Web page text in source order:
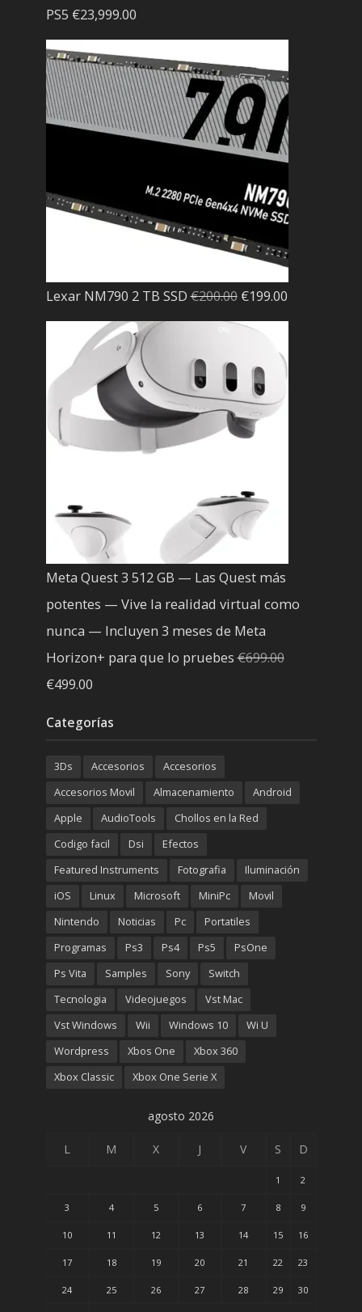
PS5 €23,999.00
Lexar NM790 2 TB SSD€200.00 El
precio
original
era:
€200.00.
€199.00El
precio
es:
Meta Quest 3 512 GB — Las Quest más
potentes — Vive la realidad virtual como
nunca — Incluyen 3 meses de Meta
Horizon+ para que lo pruebes€699.00
El
original
era:
€699.00.
€499.00El
es:
€499.00.
Categorías
3Ds Accesorios
Accesorios
Accesorios Movil
Almacenamiento
Android
Apple
AudioTools
Chollos en la Red
Codigo facil
Dsi
Efectos
Featured Instruments
Fotografia
Iluminación
iOS
Linux Microsoft MiniPc
Movil
Nintendo
Noticias Pc
Portatiles
Programas
Ps3 Ps4 Ps5
PsOne
Ps Vita
Samples Sony
Switch
Tecnologia
Videojuegos
Vst Mac
Vst Windows
Wii Windows 10
Wi U
Wordpress
Xbos One
Xbox 360
Xbox Classic
Xbox One Serie X
agosto 2026
L M X J V S D
1 2
3 4 5 6 7 8 9
10 11 12 13 14 15 16
17 18 19 20 21 22 23
24 25 26 27 28 29 30